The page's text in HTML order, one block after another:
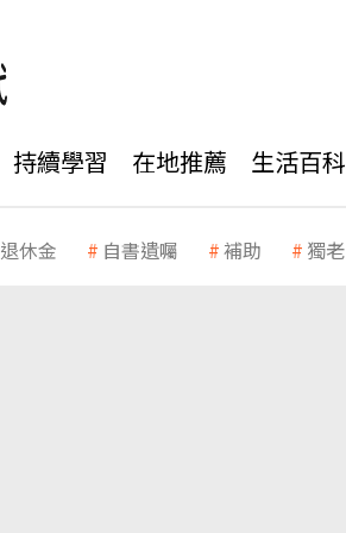
持續學習 在地推薦 生活百科
退休金 自書遺囑 補助 獨老